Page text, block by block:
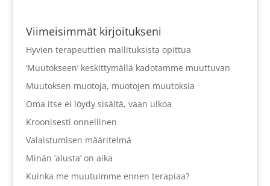
Viimeisimmät kirjoitukseni
Hyvien terapeuttien mallituksista opittua
’Muutokseen’ keskittymällä kadotamme muuttuvan
Muutoksen muotoja, muotojen muutoksia
Oma itse ei löydy sisältä, vaan ulkoa
Kroonisesti onnellinen
Valaistumisen määritelmä
Minän ’alusta’ on aika
Kuinka me muutuimme ennen terapiaa?